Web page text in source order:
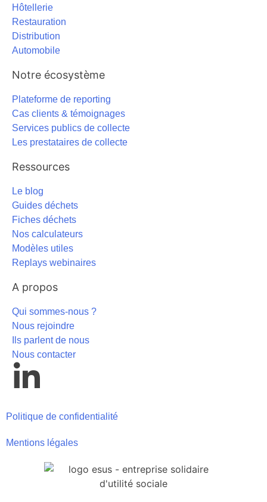
Hôtellerie
Restauration
Distribution
Automobile
Notre écosystème
Plateforme de reporting
Cas clients & témoignages
Services publics de collecte
Les prestataires de collecte
Ressources
Le blog
Guides déchets
Fiches déchets
Nos calculateurs
Modèles utiles
Replays webinaires
A propos
Qui sommes-nous ?
Nous rejoindre
Ils parlent de nous
Nous contacter
Politique de confidentialité
Mentions légales